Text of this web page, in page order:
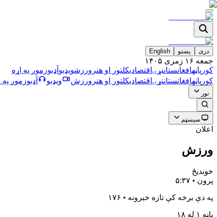
دری پښتو English
جمعه ۱۶ زمری ۱۴۰۵
کورپاڼهافغانستاننړۍ اقتصاديکلتور او هنر ورزشویډیو آډیوزموږ په اړه
کورپاڼهافغانستاننړۍ اقتصاديکلتور او هنر ورزش ویډیو آډیوزموږ په
نور
سیسټم
اعلان
ورزش
خوندیځ
پرون • ۵:۳۷
په دې برخه کې تازه خبرونه • ۱۷۶
پاڼه ۱ له ۱۸